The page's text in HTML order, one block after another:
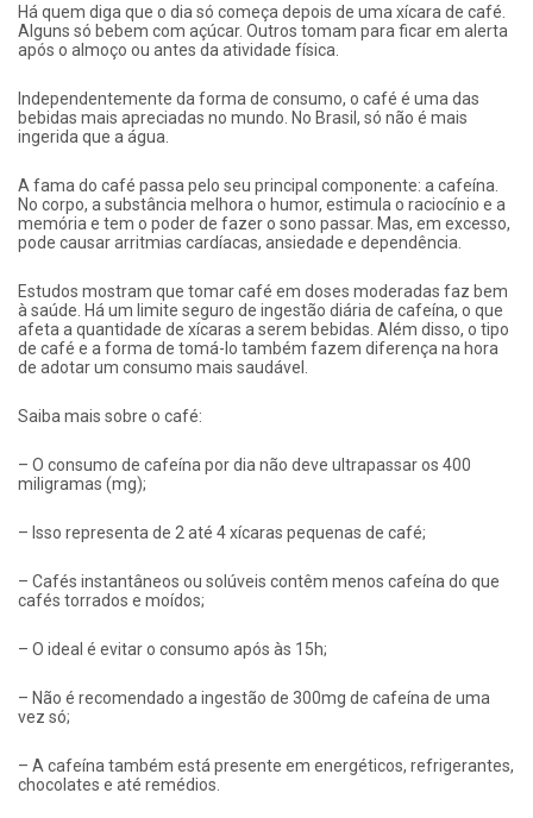
Há quem diga que o dia só começa depois de uma xícara de café.
Alguns só bebem com açúcar. Outros tomam para ficar em alerta
após o almoço ou antes da atividade física.
Independentemente da forma de consumo, o café é uma das
bebidas mais apreciadas no mundo. No Brasil, só não é mais
ingerida que a água.
A fama do café passa pelo seu principal componente: a cafeína.
No corpo, a substância melhora o humor, estimula o raciocínio e a
memória e tem o poder de fazer o sono passar. Mas, em excesso,
pode causar arritmias cardíacas, ansiedade e dependência.
Estudos mostram que tomar café em doses moderadas faz bem
à saúde. Há um limite seguro de ingestão diária de cafeína, o que
afeta a quantidade de xícaras a serem bebidas. Além disso, o tipo
de café e a forma de tomá-lo também fazem diferença na hora
de adotar um consumo mais saudável.
Saiba mais sobre o café:
– O consumo de cafeína por dia não deve ultrapassar os 400
miligramas (mg);
– Isso representa de 2 até 4 xícaras pequenas de café;
– Cafés instantâneos ou solúveis contêm menos cafeína do que
cafés torrados e moídos;
– O ideal é evitar o consumo após às 15h;
– Não é recomendado a ingestão de 300mg de cafeína de uma
vez só;
– A cafeína também está presente em energéticos, refrigerantes,
chocolates e até remédios.